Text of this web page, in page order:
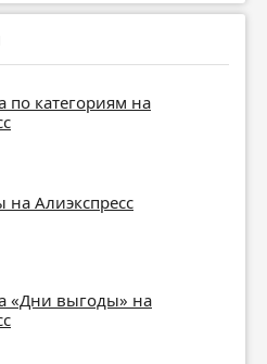
по категориям на
на Алиэкспресс
«Дни выгоды» на